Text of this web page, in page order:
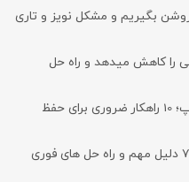
بگیریم و مشکل نویز و تاری
را کاهش میدهد و راه حل
آموزش جلوگیری از هک شدن لپ تاپ؛ 10 راهکار ضروری برای حفظ
چرا لپتاپ شما ناگهان کند می شود؟ ۷ دلیل مهم و راه حل های فوری